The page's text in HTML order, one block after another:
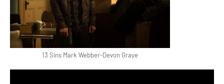
13 Sins Mark Webber-Devon Graye